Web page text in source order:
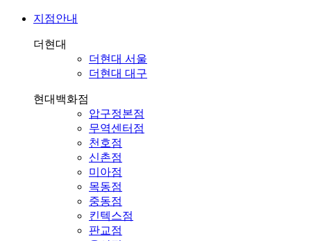
지점안내
더현대
더현대 서울
더현대 대구
현대백화점
압구정본점
무역센터점
천호점
신촌점
미아점
목동점
중동점
킨텍스점
판교점